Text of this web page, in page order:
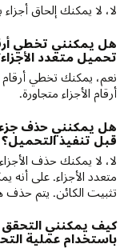
لا، لا يمكنك إلحاق
هل يمكنني تخطي
تحميل متعدد
نعم، يمكنك تخطي أرقام
أرقام الأجزاء متجاورة.
هل يمكنني حذف جزء
قبل تنفيذ التحميل؟
لا، لا يمكنك حذف
متعدد الأجزاء. على أنه
تثبيت الكائن. يتم حذف
كيف يمكنني
باستخدام عملية